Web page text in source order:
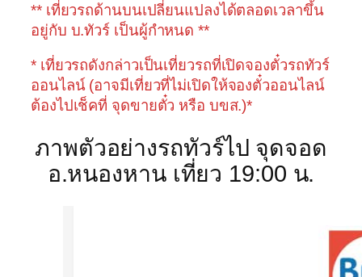
** เที่ยวรถด้านบนเปลี่ยนแปลงได้ตลอดเวลาขึ้น
อยู่กับ บ.ทัวร์ เป็นผู้กำหนด **
* เที่ยวรถดังกล่าวเป็นเที่ยวรถที่เปิดจองตั๋วรถทัวร์
ออนไลน์ (อาจมีเที่ยวที่ไม่เปิดให้จองตั๋วออนไลน์
ต้องไปเช็คที่ จุดขายตั๋ว หรือ บขส.)*
ภาพตัวอย่างรถทัวร์ไป จุดจอด
อ.หนองหาน เที่ยว 19:00 น.